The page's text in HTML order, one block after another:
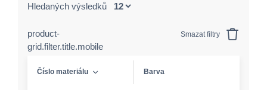
Hledaných výsledků
product-
grid.filter.title.mobile
Smazat filtry
Číslo materiálu Barva